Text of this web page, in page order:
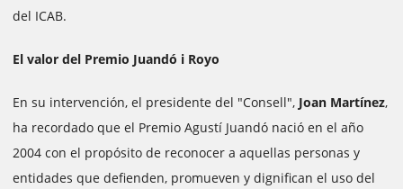
del ICAB.
El valor del Premio Juandó i Royo
En su intervención, el presidente del "Consell", Joan Martínez,
ha recordado que el Premio Agustí Juandó nació en el año
2004 con el propósito de reconocer a aquellas personas y
entidades que defienden, promueven y dignifican el uso del